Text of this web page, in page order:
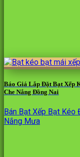
Báo Giá Lắp Đặt Bạt Xếp
Che Nắng Đồng Nai
Bán Bạt Xếp Bạt
Nắng Mưa